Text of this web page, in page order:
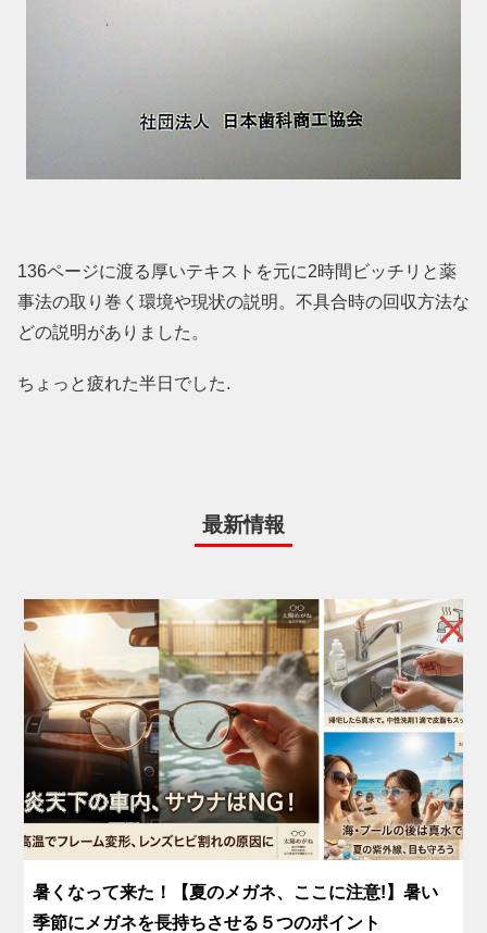
136ページに渡る厚いテキストを元に2時間ビッチリと薬
事法の取り巻く環境や現状の説明。不具合時の回収方法な
どの説明がありました。
ちょっと疲れた半日でした.
最新情報
暑くなって来た！【夏のメガネ、ここに注意!】暑い
季節にメガネを長持ちさせる５つのポイント